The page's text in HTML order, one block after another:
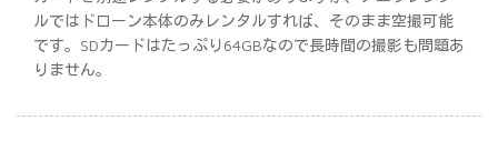
ルではドローン本体のみレンタルすれば、そのまま空撮可能
です。SDカードはたっぷり64GBなので長時間の撮影も問題あ
りません。